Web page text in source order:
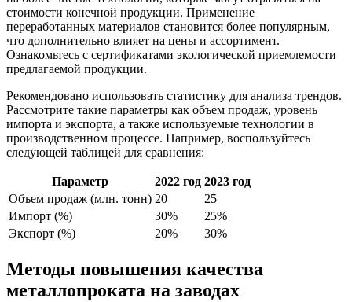
стоимости конечной продукции. Применение
переработанных материалов становится более популярным,
что дополнительно влияет на цены и ассортимент.
Ознакомьтесь с сертификатами экологической приемлемости
предлагаемой продукции.
Рекомендовано использовать статистику для анализа трендов.
Рассмотрите такие параметры как объем продаж, уровень
импорта и экспорта, а также используемые технологии в
производственном процессе. Например, воспользуйтесь
следующей таблицей для сравнения:
Параметр 2022 год 2023 год
Объем продаж (млн. тонн) 20
25
Импорт (%)
30%
25%
Экспорт (%)
20% 30%
Методы повышения качества
металлопроката на заводах